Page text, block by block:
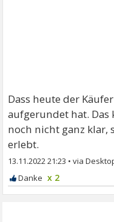
Dass heute der
aufgerundet hat.
noch nicht ganz klar,
erlebt.
13.11.2022 21:23 •
x 2